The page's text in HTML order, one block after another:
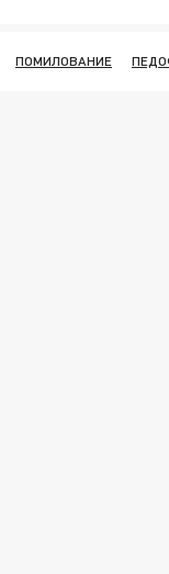
ПОМИЛОВАНИЕ